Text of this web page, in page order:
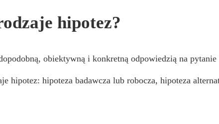
hipotez?
obiektywną i konkretną odpowiedzią na
hipotez: hipoteza badawcza lub robocza, hipoteza